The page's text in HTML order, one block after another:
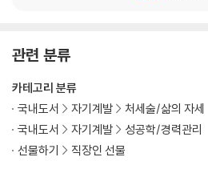
01 화가 안 난다
02 회복탄력성이 높아진다
03 얼굴이 달라진다
04 동안 피부
05 삶은 예술이 된다
06 감정의 촉이 발달한다
07 웃는 일이 많아진다
관련 분류
카테고리 분류
국내도서
자기계발
처세술/삶의 자세
국내도서
자기계발
성공학/경력관리
선물하기
직장인 선물